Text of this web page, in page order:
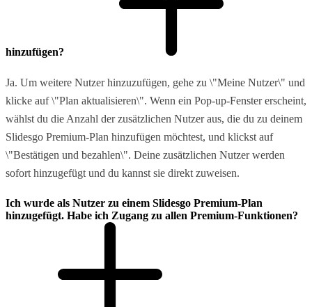
hinzufügen?
Ja. Um weitere Nutzer hinzuzufügen, gehe zu \"Meine Nutzer\" und
klicke auf \"Plan aktualisieren\". Wenn ein Pop-up-Fenster erscheint,
wählst du die Anzahl der zusätzlichen Nutzer aus, die du zu deinem
Slidesgo Premium-Plan hinzufügen möchtest, und klickst auf
\"Bestätigen und bezahlen\". Deine zusätzlichen Nutzer werden
sofort hinzugefügt und du kannst sie direkt zuweisen.
Ich wurde als Nutzer zu einem Slidesgo Premium-Plan
hinzugefügt. Habe ich Zugang zu allen Premium-Funktionen?